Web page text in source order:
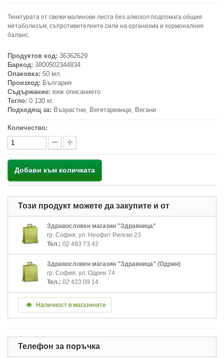
Тинктурата от свежи малинови листа без алкохол подпомага общия
метаболизъм, съпротивителните сили на организма и хормоналния
баланс.
Продуктов код: 36362629
Баркод: 3800502344834
Опаковка: 50 мл.
Произход: България
Съдържание: виж описанието
Тегло: 0.130 кг.
Подходящ за: Възрастни, Вегетарианци, Вегани
Количество:
Добави към количката
Този продукт можете да закупите и от
Здравословен магазин "Здравница"
гр. София, ул. Неофит Рилски 23
Тел.: 02 483 73 42
Здравословен магазин "Здравница" (Одрин)
гр. София, ул. Одрин 74
Тел.: 02 423 09 14
Наличност в магазините
Телефон за поръчка